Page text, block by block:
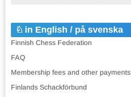
in English / på svenska
Finnish Chess Federation
FAQ
Membership fees and other payments
Finlands Schackförbund